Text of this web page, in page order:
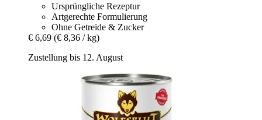
Ursprüngliche Rezeptur
Artgerechte Formulierung
Ohne Getreide & Zucker
€ 6,69 (€ 8,36 / kg)
Zustellung bis 12. August